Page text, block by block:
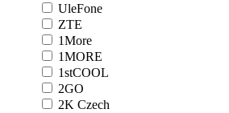
UleFone
ZTE
1More
1MORE
1stCOOL
2GO
2K Czech